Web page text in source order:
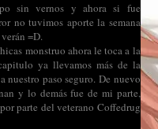
sin vernos y ahora si fue
no tuvimos aporte la semana
=D.
monstruo ahora le toca a la
ya llevamos más de la
paso seguro. De nuevo
y lo demás fue de mi parte,
parte del veterano Coffedrug